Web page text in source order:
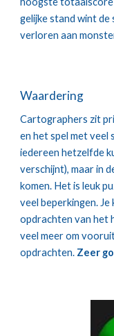
gelijke stand wint
verloren aan
Waardering
Cartographers zit
en het spel met veel
iedereen hetzelfde
verschijnt), maar in
komen. Het is leuk
veel beperkingen.
opdrachten van het
veel meer om
opdrachten. Zeer